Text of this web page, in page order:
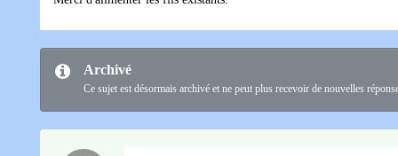
Archivé
Ce sujet est désormais archivé et ne peut plus recevoir de nouvelles